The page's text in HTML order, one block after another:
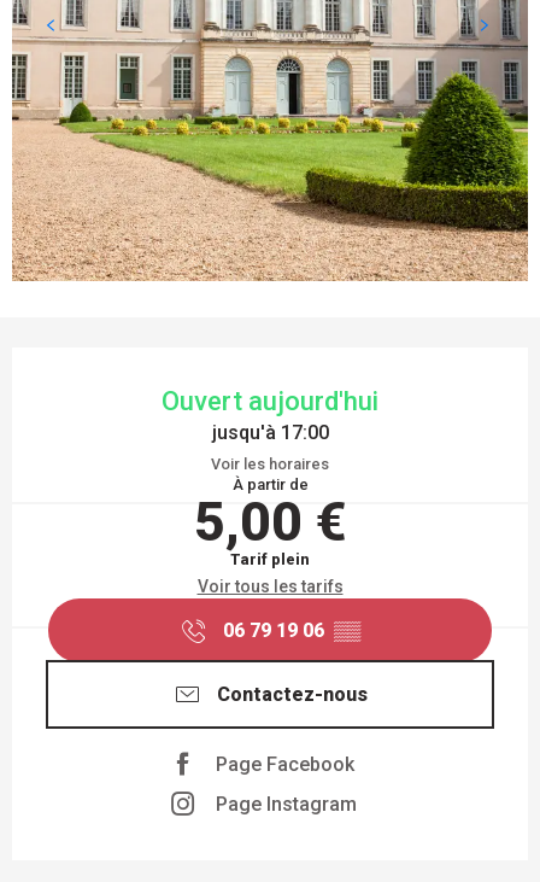
Ouvert aujourd'hui
jusqu'à 17:00
Voir les horaires
À partir de
5,00 €
Tarif plein
Voir tous les tarifs
06 79 19 06 ▒▒
Contactez-nous
Page Facebook
Page Instagram